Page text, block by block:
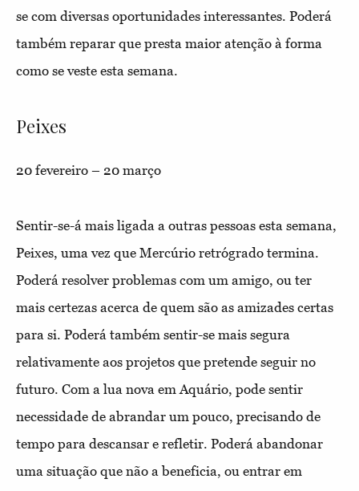
se com diversas oportunidades interessantes. Poderá
também reparar que presta maior atenção à forma
como se veste esta semana.
Peixes
20 fevereiro – 20 março
Sentir-se-á mais ligada a outras pessoas esta semana,
Peixes, uma vez que Mercúrio retrógrado termina.
Poderá resolver problemas com um amigo, ou ter
mais certezas acerca de quem são as amizades certas
para si. Poderá também sentir-se mais segura
relativamente aos projetos que pretende seguir no
futuro. Com a lua nova em Aquário, pode sentir
necessidade de abrandar um pouco, precisando de
tempo para descansar e refletir. Poderá abandonar
uma situação que não a beneficia, ou entrar em